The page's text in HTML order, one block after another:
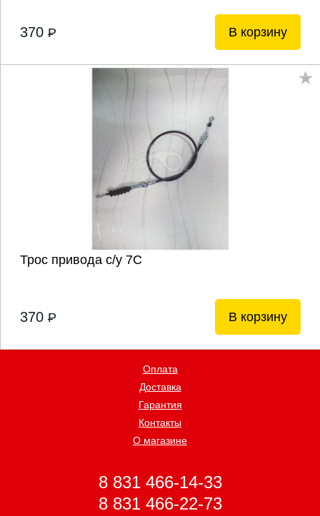
370 P В корзину
Трос привода с/у 7С
370 P В корзину
Оплата
Доставка
Гарантия
Контакты
О магазине
8 831 466-14-33
8 831 466-22-73